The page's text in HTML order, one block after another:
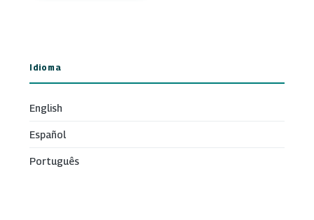
Idioma
English
Español
Português